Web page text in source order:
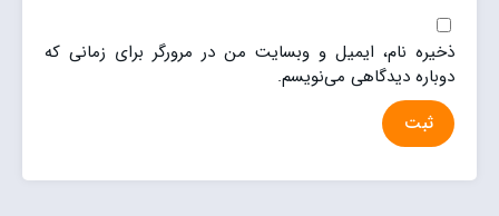
ذخیره نام، ایمیل و وبسایت من در مرورگر برای زمانی که
دوباره دیدگاهی می‌نویسم.